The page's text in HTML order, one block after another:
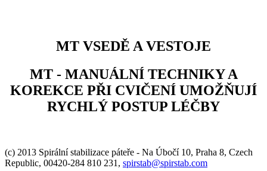
MT VSEDĚ A VESTOJE
MT - MANUÁLNÍ TECHNIKY A
KOREKCE PŘI CVIČENÍ UMOŽŇUJÍ
RYCHLÝ POSTUP LÉČBY
(c) 2013 Spirální stabilizace páteře - Na Úbočí 10, Praha 8, Czech
Republic, 00420-284 810 231, spirstab@spirstab.com